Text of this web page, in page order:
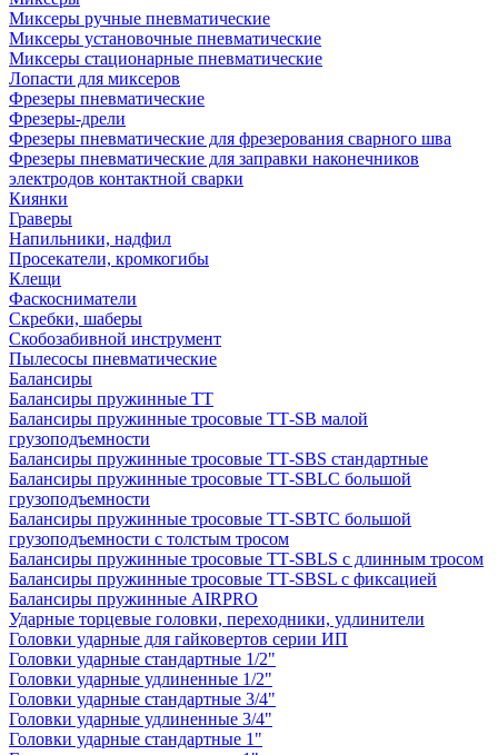
Миксеры ручные пневматические
Миксеры установочные пневматические
Миксеры стационарные пневматические
Лопасти для миксеров
Фрезеры пневматические
Фрезеры-дрели
Фрезеры пневматические для фрезерования сварного шва
Фрезеры пневматические для заправки наконечников
электродов контактной сварки
Киянки
Граверы
Напильники, надфил
Просекатели, кромкогибы
Клещи
Фаскосниматели
Скребки, шаберы
Скобозабивной инструмент
Пылесосы пневматические
Балансиры
Балансиры пружинные TT
Балансиры пружинные тросовые ТТ-SB малой
грузоподъемности
Балансиры пружинные тросовые ТТ-SBS стандартные
Балансиры пружинные тросовые ТТ-SBLC большой
грузоподъемности
Балансиры пружинные тросовые ТТ-SBTC большой
грузоподъемности с толстым тросом
Балансиры пружинные тросовые ТТ-SBLS с длинным тросом
Балансиры пружинные тросовые ТТ-SBSL с фиксацией
Балансиры пружинные AIRPRO
Ударные торцевые головки, переходники, удлинители
Головки ударные для гайковертов серии ИП
Головки ударные стандартные 1/2"
Головки ударные удлиненные 1/2"
Головки ударные стандартные 3/4"
Головки ударные удлиненные 3/4"
Головки ударные стандартные 1"